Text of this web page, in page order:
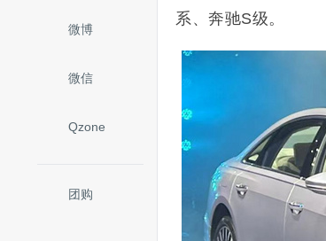
微博
微信
Qzone
团购
系、奔驰S级。